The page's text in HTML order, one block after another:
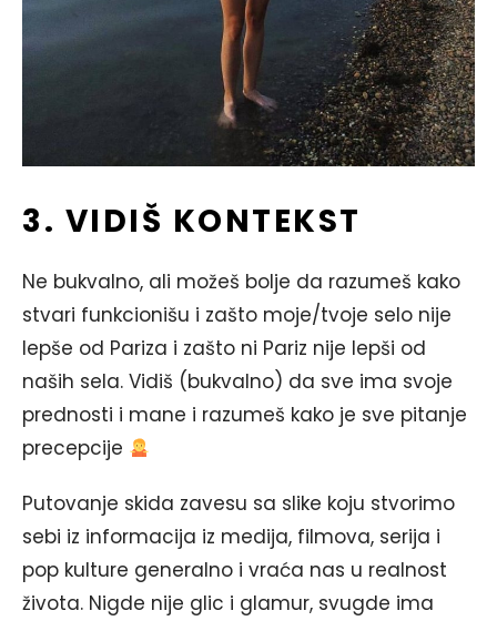
3. VIDIŠ KONTEKST
Ne bukvalno, ali možeš bolje da razumeš kako
stvari funkcionišu i zašto moje/tvoje selo nije
lepše od Pariza i zašto ni Pariz nije lepši od
naših sela. Vidiš (bukvalno) da sve ima svoje
prednosti i mane i razumeš kako je sve pitanje
precepcije
Putovanje skida zavesu sa slike koju stvorimo
sebi iz informacija iz medija, filmova, serija i
pop kulture generalno i vraća nas u realnost
života. Nigde nije glic i glamur, svugde ima